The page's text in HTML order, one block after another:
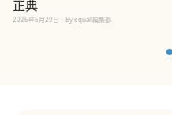
正典
2026年5月29日 By equall編集部